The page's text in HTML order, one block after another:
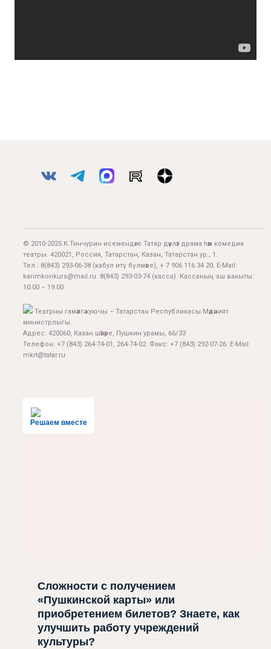
© 2010-2025 К.Тинчурин исемендәге Татар дәүләт драма һәм комедия
театры. 420021, Россия, Татарстан, Казан, Татарстан ур., 1.
Тел.: 8(843) 293-06-38 (кабул итү бүлмәсе), + 7 906 116 34 20. E-Mail:
karimkonkurs@mail.ru. 8(843) 293-03-74 (касса). Кассаның эш вакыты:
10:00 – 19:00.
Театрны гамәлгә куючы – Татарстан Республикасы Мәдәният
министрлыгы.
Адрес: 420060, Казан шәһәре, Пушкин урамы, 66/33
Телефон: +7 (843) 264-74-01, 264-74-02. Факс: +7 (843) 292-07-26. E-Mail:
mkrt@tatar.ru
Решаем вместе
Сложности с получением
«Пушкинской карты» или
приобретением билетов? Знаете, как
улучшить работу учреждений
культуры?